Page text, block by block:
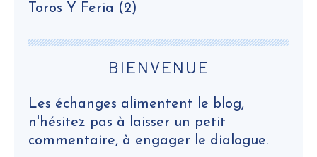
Toros Y Feria (2)
BIENVENUE
Les échanges alimentent le blog,
n'hésitez pas à laisser un petit
commentaire, à engager le dialogue.